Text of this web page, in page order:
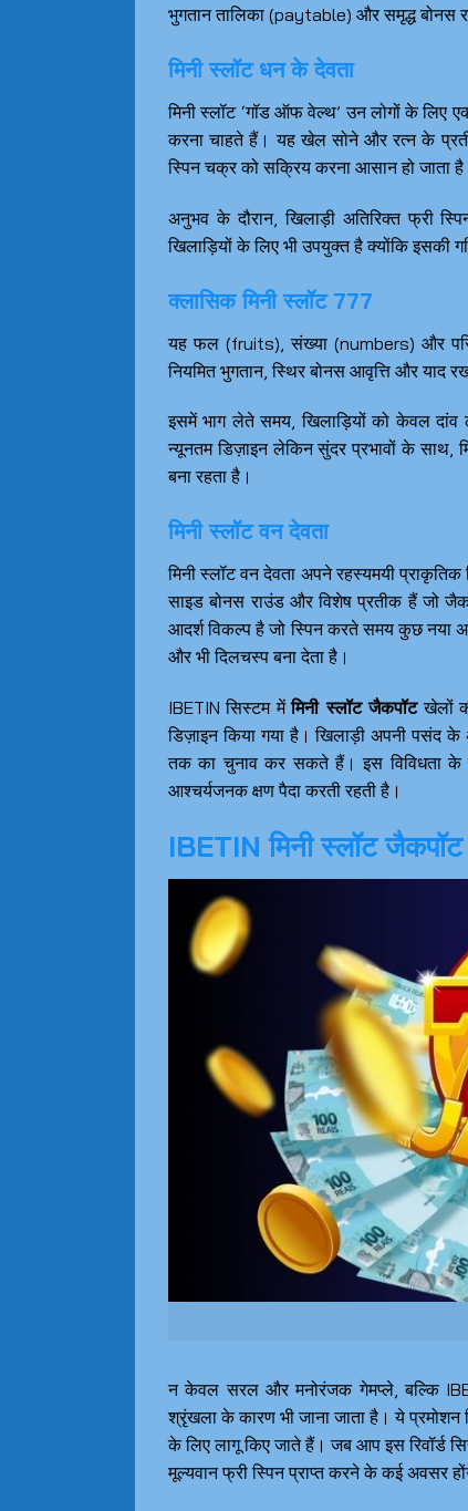
भुगतान तालिका (paytable) और समृद्ध बोनस
मिनी स्लॉट धन के देवता
मिनी स्लॉट ‘गॉड ऑफ वेल्थ’ उन लोगों के लिए
करना चाहते हैं। यह खेल सोने और रत्न के
स्पिन चक्र को सक्रिय करना आसान हो जाता
अनुभव के दौरान, खिलाड़ी अतिरिक्त फ्री
खिलाड़ियों के लिए भी उपयुक्त है क्योंकि इसकी
क्लासिक मिनी स्लॉट 777
यह फल (fruits), संख्या (numbers) और
नियमित भुगतान, स्थिर बोनस आवृत्ति और याद
इसमें भाग लेते समय, खिलाड़ियों को केवल दांव
न्यूनतम डिज़ाइन लेकिन सुंदर प्रभावों के साथ,
बना रहता है।
मिनी स्लॉट वन देवता
मिनी स्लॉट वन देवता अपने रहस्यमयी
साइड बोनस राउंड और विशेष प्रतीक हैं जो
आदर्श विकल्प है जो स्पिन करते समय कुछ नया
और भी दिलचस्प बना देता है।
IBETIN सिस्टम मेंमिनी स्लॉट जैकपॉटखेलों
डिज़ाइन किया गया है। खिलाड़ी अपनी
तक का चुनाव कर सकते हैं। इस विविधता के
आश्चर्यजनक क्षण पैदा करती रहती है।
IBETIN मिनी स्लॉट जैकपॉट
न केवल सरल और मनोरंजक गेमप्ले, बल्कि
श्रृंखला के कारण भी जाना जाता है। ये
के लिए लागू किए जाते हैं। जब आप इस रिवॉर्ड
मूल्यवान फ्री स्पिन प्राप्त करने के कई अवसर